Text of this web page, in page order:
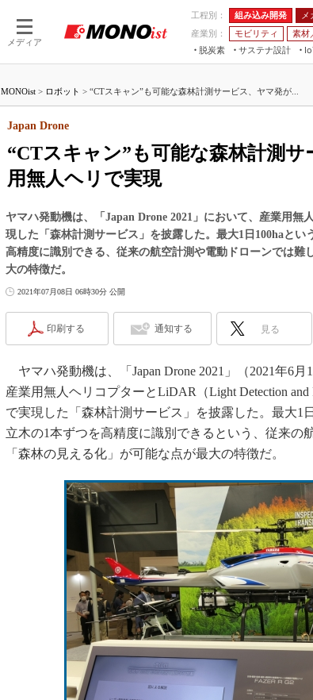
メディア
工程別： 組み込み開発
産業別：
モビリティ 素材
脱炭素
サステナ設計
つながる工場AI×設備保全 JIMTOF
IIFES
人テク展
日本も
産業オ
MONOist > ロボット > “CTスキャン”も可能な森林計測サービス、ヤマ発が...
“CTスキャン”も可能な森林計測
用無人ヘリで実現
Japan Drone
ヤマハ発動機は、「Japan Drone 2021」において、産業用
現した「森林計測サービス」を披露した。最大1日100haと
高精度に識別できる、従来の航空計測や電動ドローンでは難
大の特徴だ。
2021年07月08日 06時30分 公開
印刷する 通知する 見る
ヤマハ発動機は、「Japan Drone 2021」（2021年6月
産業用無人ヘリコプターとLiDAR（Light Detection
で実現した「森林計測サービス」を披露した。最大1
立木の1本ずつを高精度に識別できるという、従来の
「森林の見える化」が可能な点が最大の特徴だ。